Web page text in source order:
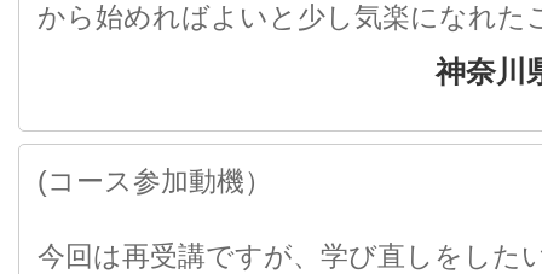
から始めればよいと少し気楽になれた
神奈川
(コース参加動機）
今回は再受講ですが、学び直しをした